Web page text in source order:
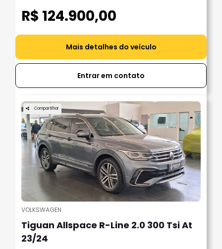
R$ 124.900,00
Mais detalhes do veículo
Entrar em contato
Compartilhar
VOLKSWAGEN
Tiguan Allspace R-Line 2.0 300 Tsi At
23/24